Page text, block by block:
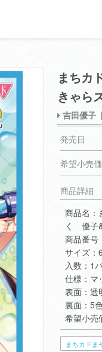
まちカ
きゃら
吉田優子
発売日
希望小売
商品詳細
商品名：
く 優子
商品番号
サイズ：
入数：1
仕様：
表面：透
裏面：5
希望小売
まちカドま